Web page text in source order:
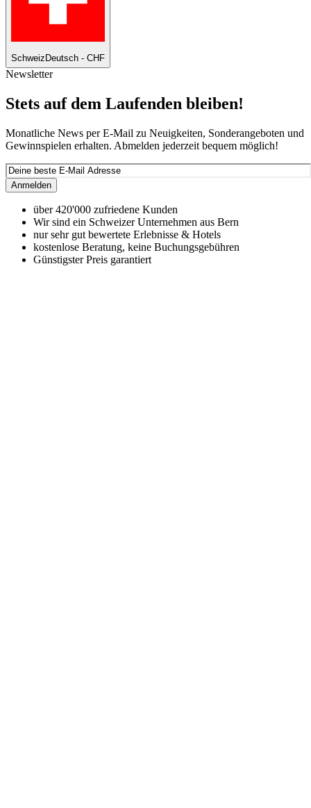
Schweiz Deutsch - CHF
Newsletter
Stets auf dem Laufenden bleiben!
Monatliche News per E-Mail zu Neuigkeiten, Sonderangeboten und
Gewinnspielen erhalten. Abmelden jederzeit bequem möglich!
Anmelden
über 420'000 zufriedene Kunden
Wir sind ein Schweizer Unternehmen aus Bern
nur sehr gut bewertete Erlebnisse & Hotels
kostenlose Beratung, keine Buchungsgebühren
Günstigster Preis garantiert